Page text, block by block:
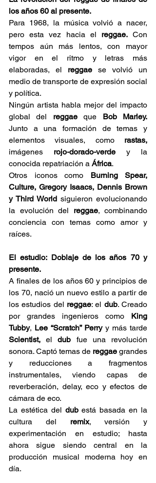
los años 60 al presente.
Para 1968, la música volvió a nacer,
pero esta vez hacia el reggae. Con
tempos aún más lentos, con mayor
vigor en el ritmo y letras más
elaboradas, el reggae se volvió un
medio de transporte de expresión social
y política.
Ningún artista habla mejor del impacto
global del reggae que Bob Marley.
Junto a una formación de temas y
elementos visuales, como rastas,
imágenes rojo-dorado-verde y la
conocida repatriación a África.
Otros iconos como Burning Spear,
Culture, Gregory Isaacs, Dennis Brown
y Third World siguieron evolucionando
la evolución del reggae, combinando
conciencia con temas como amor y
raíces.
El estudio: Doblaje de los años 70 y
presente.
A finales de los años 60 y principios de
los 70, nació un nuevo estilo a partir de
los estudios del reggae: el dub. Creado
por grandes ingenieros como King
Tubby, Lee “Scratch” Perry
Scientist, el dub fue una revolución
sonora. Captó temas de reggae grandes
y reducciones a fragmentos
instrumentales, viendo capas de
reverberación, delay, eco y efectos de
cámara de eco.
La estética del dub está basada en la
cultura del remix, versión y
experimentación en estudio; hasta
ahora sigue siendo central en la
producción musical moderna hoy en
día.